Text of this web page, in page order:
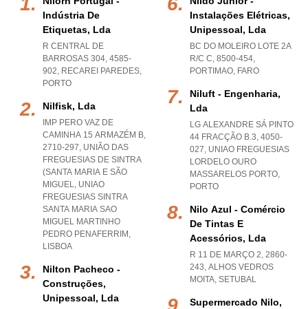
Indústria De
Etiquetas, Lda
R CENTRAL DE
BARROSAS 304, 4585-
902, RECAREI PAREDES,
PORTO
Nilfisk, Lda
IMP PERO VAZ DE
CAMINHA 15 ARMAZÉM B,
2710-297, UNIÃO DAS
FREGUESIAS DE SINTRA
(SANTA MARIA E SÃO
MIGUEL, UNIAO
FREGUESIAS SINTRA
SANTA MARIA SAO
MIGUEL MARTINHO
PEDRO PENAFERRIM ,
LISBOA
Nilton Pacheco -
Construções,
Unipessoal, Lda
Instalações Elétricas,
Unipessoal, Lda
BC DO MOLEIRO LOTE 2A
R/C C, 8500-454,
PORTIMAO, FARO
Niluft - Engenharia,
Lda
LG ALEXANDRE SÁ PINTO
44 FRACÇÃO B.3, 4050-
027, UNIAO FREGUESIAS
LORDELO OURO
MASSARELOS PORTO,
PORTO
Nilo Azul - Comércio
De Tintas E
Acessórios, Lda
R 11 DE MARÇO 2, 2860-
243, ALHOS VEDROS
MOITA, SETUBAL
Supermercado Nilo,